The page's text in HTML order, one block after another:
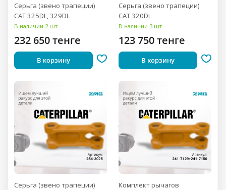
Серьга (звено трапеции)
CAT 325DL, 329DL
В наличии 2 шт.
232 650 тенге
В корзину
Серьга (звено трапеции)
CAT 320DL
В наличии 3 шт.
123 750 тенге
В корзину
Серьга (звено трапеции)
Комплект рычагов